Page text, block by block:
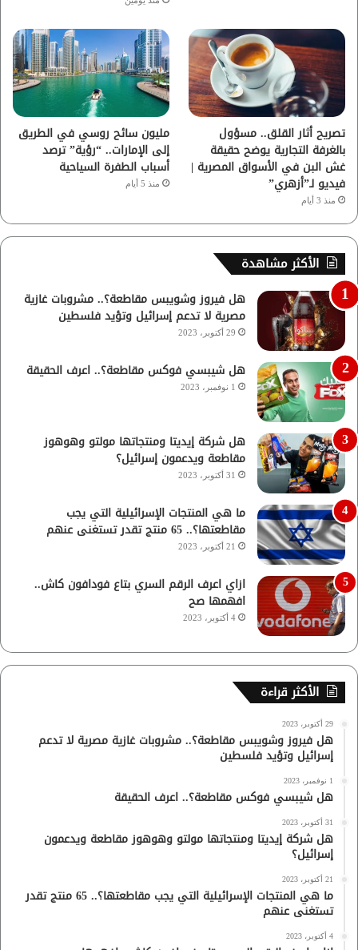
تصريح أثار القلق.. مسؤول
بالغرفة التجارية يوضح حقيقة
غش البن في الأسواق المصرية |
فيديو لـ”أزهري”
منذ 3 أيام
مليون سائح روسي في الطريق
إلى الإمارات.. “رؤية” ترصد
أسباب الطفرة السياحية
منذ 5 أيام
الأكثر مشاهدة
هل فيروز وشويبس مقاطعة؟.. مشروبات غازية
مصرية لا تدعم إسرائيل وتؤيد فلسطين
29 أكتوبر، 2023
هل شيبسي فوكس مقاطعة؟.. اعرف الحقيقة
1 نوفمبر، 2023
هل شركة إيديتا ومنتجاتها مولتو وهوهوز
مقاطعة ويدعمون إسرائيل؟
31 أكتوبر، 2023
ما هي المنتجات الإسرائيلية التي يجب
مقاطعتها؟.. 65 منتج تقدر تستغنى عنهم
21 أكتوبر، 2023
ازاي اعرف الرقم السري بتاع فودافون كاش..
افهمها صح
4 أكتوبر، 2023
الأكثر قراءة
29 أكتوبر، 2023
هل فيروز وشويبس مقاطعة؟.. مشروبات غازية مصرية لا تدعم
إسرائيل وتؤيد فلسطين
1 نوفمبر، 2023
هل شيبسي فوكس مقاطعة؟.. اعرف الحقيقة
31 أكتوبر، 2023
هل شركة إيديتا ومنتجاتها مولتو وهوهوز مقاطعة ويدعمون
إسرائيل؟
21 أكتوبر، 2023
ما هي المنتجات الإسرائيلية التي يجب مقاطعتها؟.. 65 منتج تقدر
تستغنى عنهم
4 أكتوبر، 2023